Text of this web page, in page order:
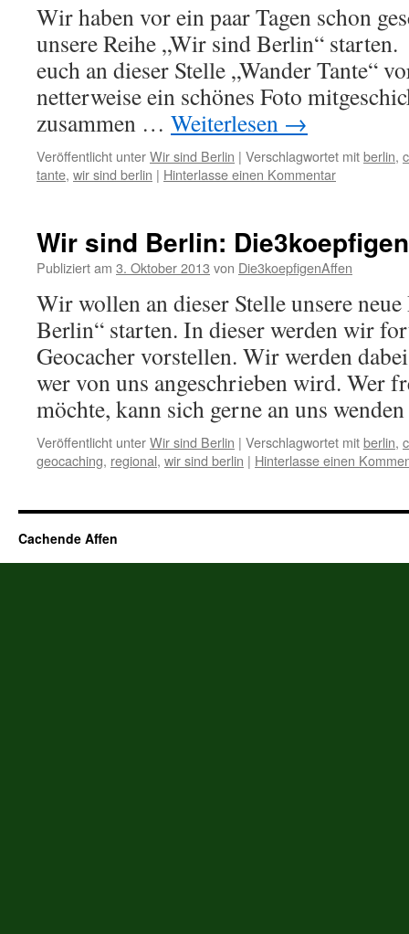
Wir haben vor ein paar Tagen schon
unsere Reihe „Wir sind Berlin“
euch an dieser Stelle „Wander Tante“
netterweise ein schönes Foto
zusammen … Weiterlesen →
Veröffentlicht unterWir sind Berlin | Verschlagwortet mitberlin,
tante, wir sind berlin | Hinterlasse einen Kommentar
Wir sind Berlin:
Publiziert am 3. Oktober 2013 von Die3koepfigenAffen
Wir wollen an dieser Stelle unsere
Berlin“ starten. In dieser werden wir
Geocacher vorstellen. Wir werden
wer von uns angeschrieben wird. Wer
möchte, kann sich gerne an uns
Veröffentlicht unterWir sind Berlin | Verschlagwortet mitberlin,
geocaching, regional, wir sind berlin | Hinterlasse einen
Cachende Affen